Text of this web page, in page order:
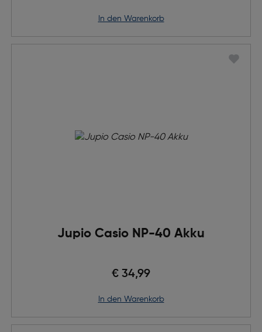
in den Warenkorb
Jupio Casio NP-40 Akku
€ 34,99
in den Warenkorb